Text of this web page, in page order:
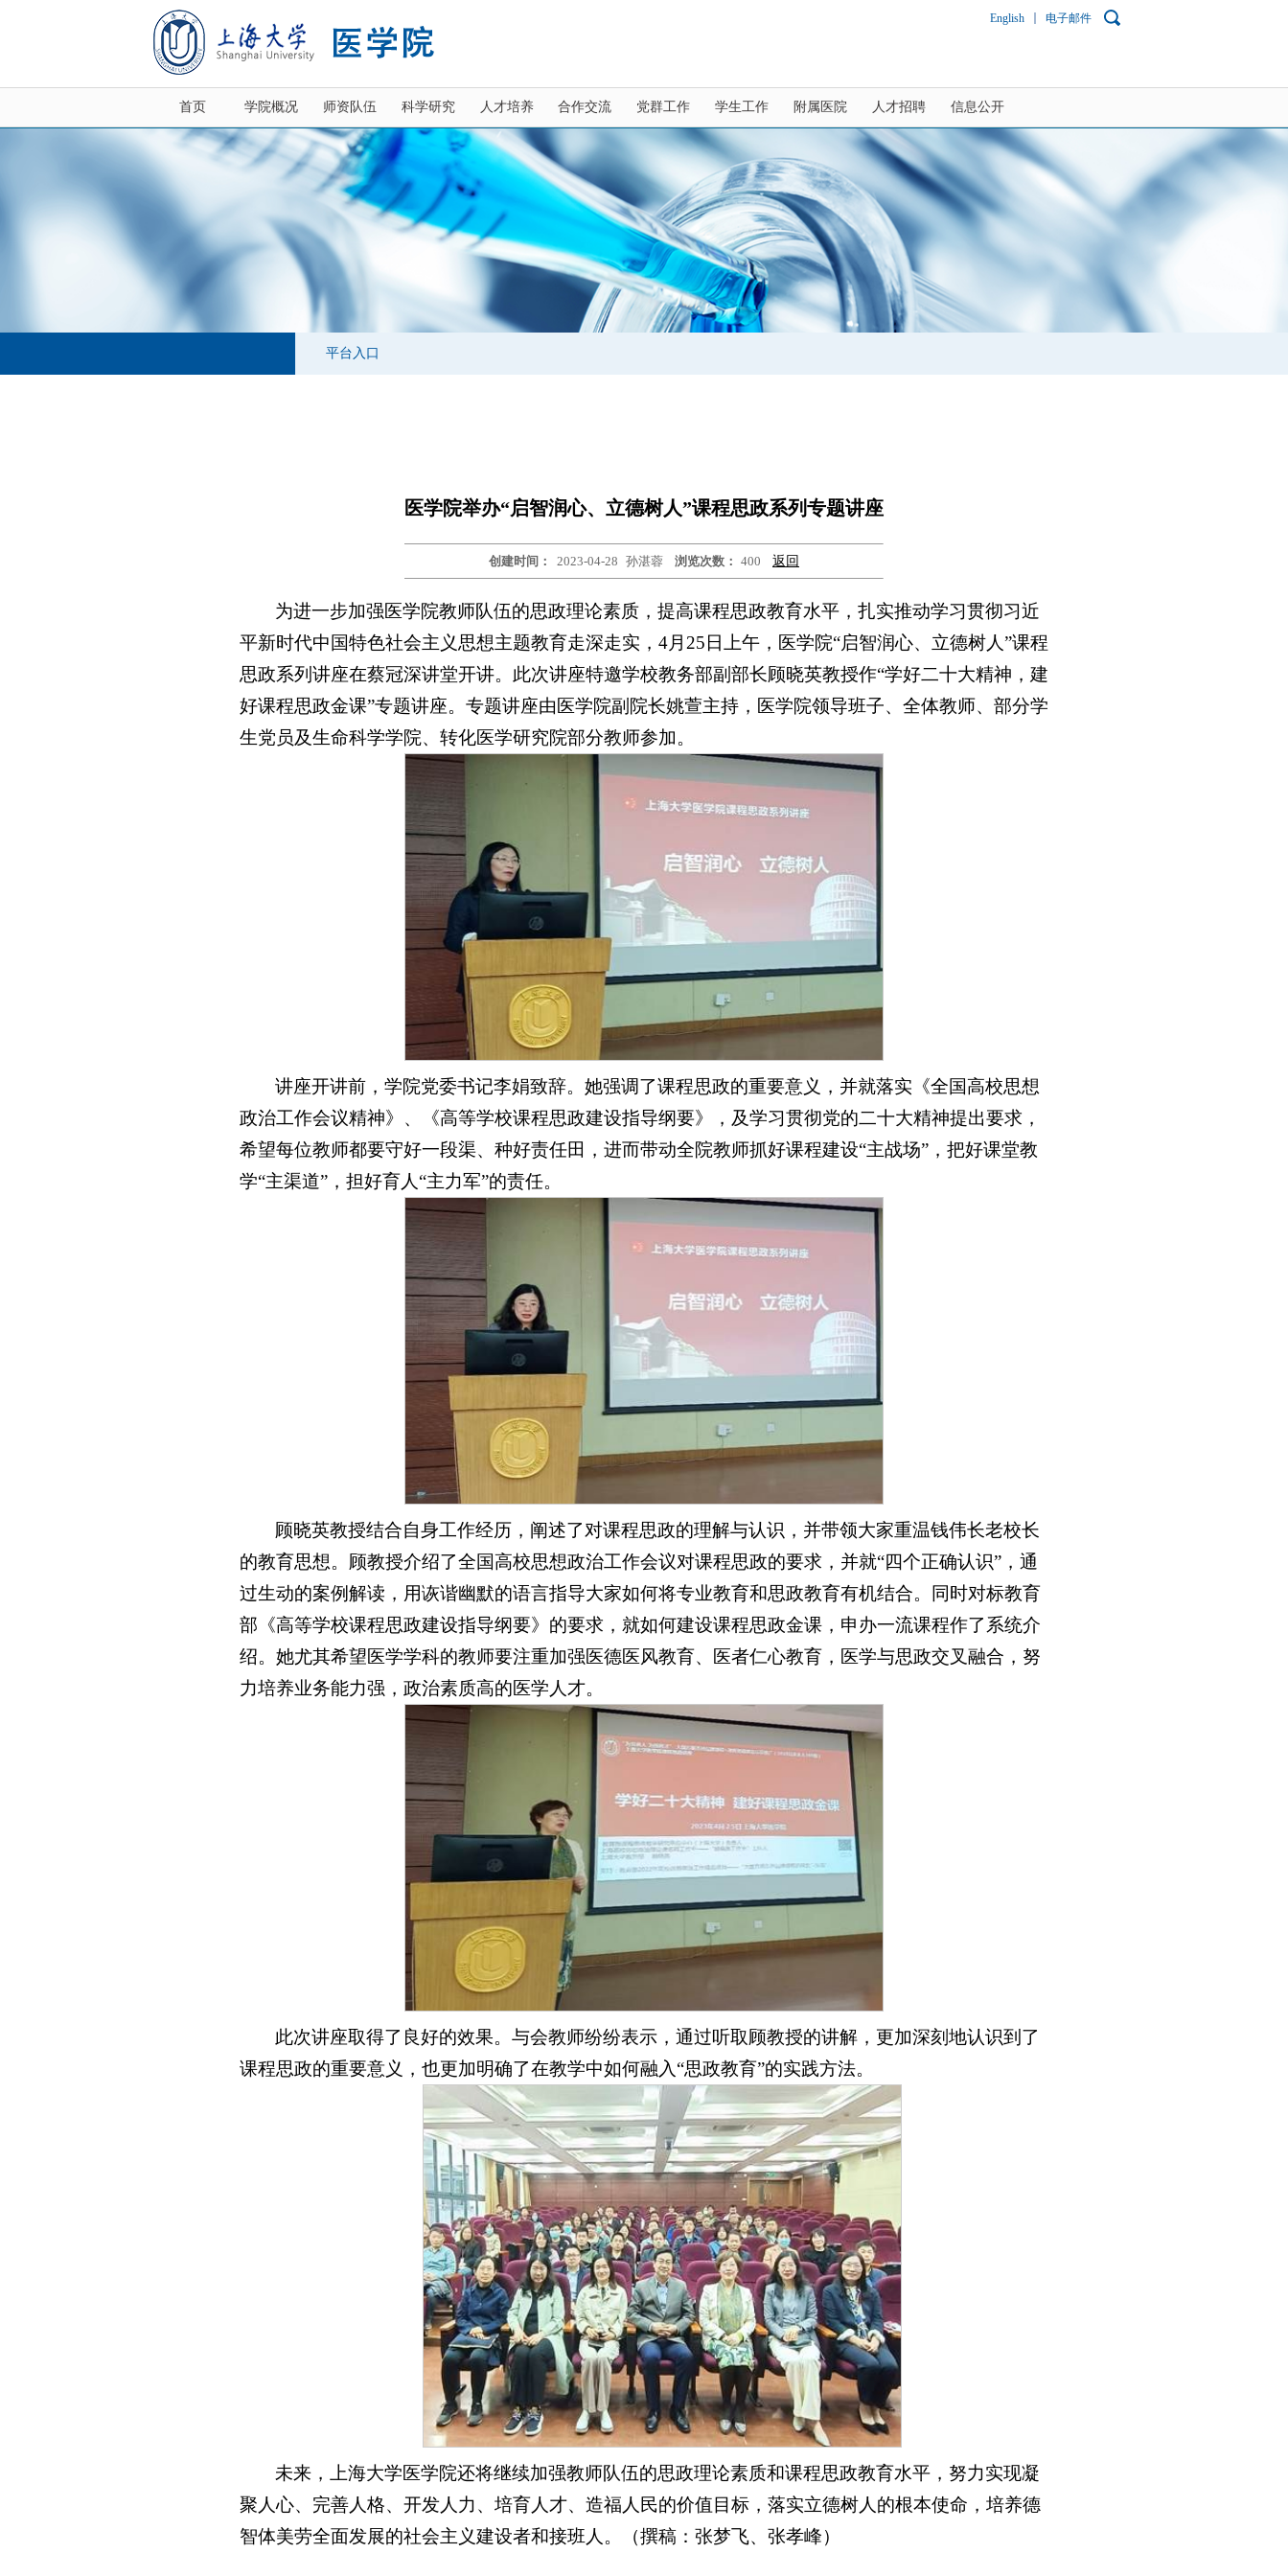
English 电子邮件
首页 学院概况 师资队伍 科学研究 人才培养 合作交流 党群工作 学生工作 附属医院 人才招聘 信息公开
平台入口
医学院举办“启智润心、立德树人”课程思政系列专题讲座
创建时间： 2023-04-28 孙湛蓉 浏览次数： 400 返回
为进一步加强医学院教师队伍的思政理论素质，提高课程思政教育水平，扎实推动学习贯彻习近
平新时代中国特色社会主义思想主题教育走深走实，4月25日上午，医学院“启智润心、立德树人”课程
思政系列讲座在蔡冠深讲堂开讲。此次讲座特邀学校教务部副部长顾晓英教授作“学好二十大精神，建
好课程思政金课”专题讲座。专题讲座由医学院副院长姚萱主持，医学院领导班子、全体教师、部分学
生党员及生命科学学院、转化医学研究院部分教师参加。
讲座开讲前，学院党委书记李娟致辞。她强调了课程思政的重要意义，并就落实《全国高校思想
政治工作会议精神》、《高等学校课程思政建设指导纲要》，及学习贯彻党的二十大精神提出要求，
希望每位教师都要守好一段渠、种好责任田，进而带动全院教师抓好课程建设“主战场”，把好课堂教
学“主渠道”，担好育人“主力军”的责任。
顾晓英教授结合自身工作经历，阐述了对课程思政的理解与认识，并带领大家重温钱伟长老校长
的教育思想。顾教授介绍了全国高校思想政治工作会议对课程思政的要求，并就“四个正确认识”，通
过生动的案例解读，用诙谐幽默的语言指导大家如何将专业教育和思政教育有机结合。同时对标教育
部《高等学校课程思政建设指导纲要》的要求，就如何建设课程思政金课，申办一流课程作了系统介
绍。她尤其希望医学学科的教师要注重加强医德医风教育、医者仁心教育，医学与思政交叉融合，努
力培养业务能力强，政治素质高的医学人才。
此次讲座取得了良好的效果。与会教师纷纷表示，通过听取顾教授的讲解，更加深刻地认识到了
课程思政的重要意义，也更加明确了在教学中如何融入“思政教育”的实践方法。
未来，上海大学医学院还将继续加强教师队伍的思政理论素质和课程思政教育水平，努力实现凝
聚人心、完善人格、开发人力、培育人才、造福人民的价值目标，落实立德树人的根本使命，培养德
智体美劳全面发展的社会主义建设者和接班人。（撰稿：张梦飞、张孝峰）